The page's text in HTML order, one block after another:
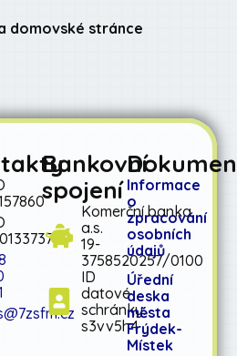
domovské stránce
Bankovní
spojení
Komerční banka
a.s.
19-
3758520257/0100
ID
datové
schránky:
s3vv5h4
Informace
o
zpracování
osobních
údajů
Úřední
deska
města
Frýdek-
Místek